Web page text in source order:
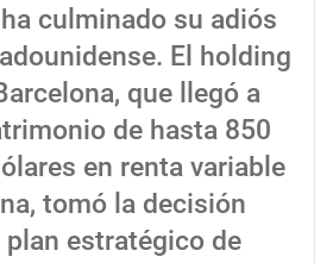
culminado su adiós
El holding
que llegó a
de hasta 850
en renta variable
tomó la decisión
estratégico de